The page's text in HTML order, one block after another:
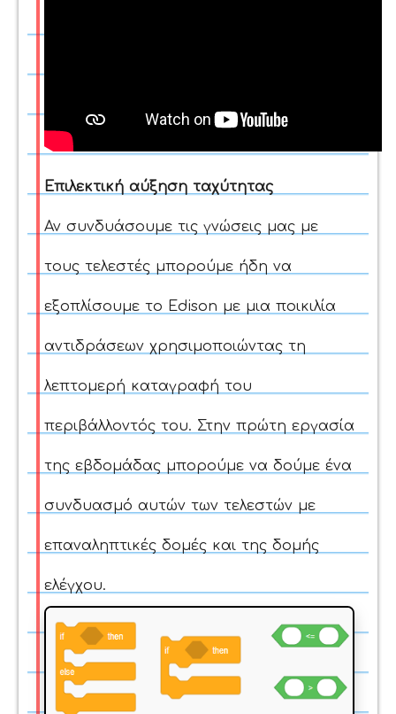
Επιλεκτική αύξηση ταχύτητας
Αν συνδυάσουμε τις γνώσεις μας με
τους τελεστές μπορούμε ήδη να
εξοπλίσουμε το Edison με μια ποικιλία
αντιδράσεων χρησιμοποιώντας τη
λεπτομερή καταγραφή του
περιβάλλοντός του. Στην πρώτη εργασία
της εβδομάδας μπορούμε να δούμε ένα
συνδυασμό αυτών των τελεστών με
επαναληπτικές δομές και της δομής
ελέγχου.